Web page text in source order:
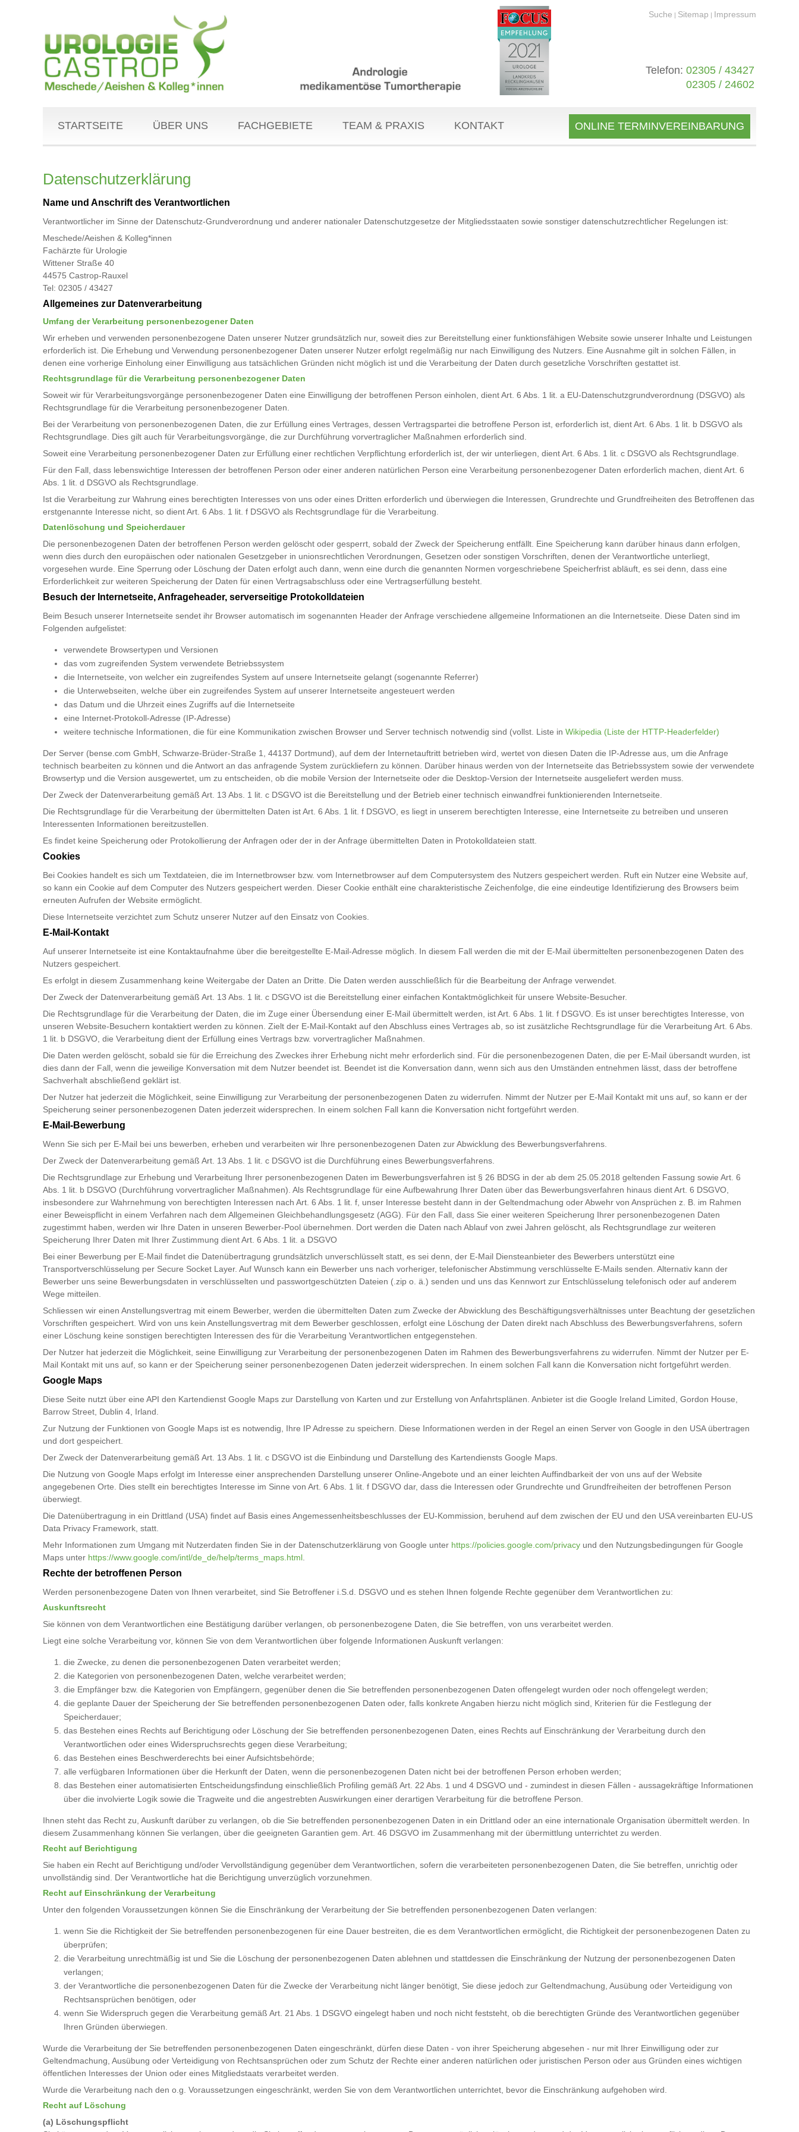
Suche | Sitemap | Impressum
Telefon: 02305 / 43427
02305 / 24602
STARTSEITE ÜBER UNS FACHGEBIETE TEAM & PRAXIS KONTAKT ONLINE TERMINVEREINBARUNG
Datenschutzerklärung
Name und Anschrift des Verantwortlichen
Verantwortlicher im Sinne der Datenschutz-Grundverordnung und anderer nationaler Datenschutzgesetze der Mitgliedsstaaten sowie sonstiger datenschutzrechtlicher Regelungen ist:
Meschede/Aeishen & Kolleg*innen
Fachärzte für Urologie
Wittener Straße 40
44575 Castrop-Rauxel
Tel: 02305 / 43427
Allgemeines zur Datenverarbeitung
Umfang der Verarbeitung personenbezogener Daten
Wir erheben und verwenden personenbezogene Daten unserer Nutzer grundsätzlich nur, soweit dies zur Bereitstellung einer funktionsfähigen Website sowie unserer Inhalte und Leistungen
erforderlich ist. Die Erhebung und Verwendung personenbezogener Daten unserer Nutzer erfolgt regelmäßig nur nach Einwilligung des Nutzers. Eine Ausnahme gilt in solchen Fällen, in
denen eine vorherige Einholung einer Einwilligung aus tatsächlichen Gründen nicht möglich ist und die Verarbeitung der Daten durch gesetzliche Vorschriften gestattet ist.
Rechtsgrundlage für die Verarbeitung personenbezogener Daten
Soweit wir für Verarbeitungsvorgänge personenbezogener Daten eine Einwilligung der betroffenen Person einholen, dient Art. 6 Abs. 1 lit. a EU-Datenschutzgrundverordnung (DSGVO) als
Rechtsgrundlage für die Verarbeitung personenbezogener Daten.
Bei der Verarbeitung von personenbezogenen Daten, die zur Erfüllung eines Vertrages, dessen Vertragspartei die betroffene Person ist, erforderlich ist, dient Art. 6 Abs. 1 lit. b DSGVO als
Rechtsgrundlage. Dies gilt auch für Verarbeitungsvorgänge, die zur Durchführung vorvertraglicher Maßnahmen erforderlich sind.
Soweit eine Verarbeitung personenbezogener Daten zur Erfüllung einer rechtlichen Verpflichtung erforderlich ist, der wir unterliegen, dient Art. 6 Abs. 1 lit. c DSGVO als Rechtsgrundlage.
Für den Fall, dass lebenswichtige Interessen der betroffenen Person oder einer anderen natürlichen Person eine Verarbeitung personenbezogener Daten erforderlich machen, dient Art. 6
Abs. 1 lit. d DSGVO als Rechtsgrundlage.
Ist die Verarbeitung zur Wahrung eines berechtigten Interesses von uns oder eines Dritten erforderlich und überwiegen die Interessen, Grundrechte und Grundfreiheiten des Betroffenen das
erstgenannte Interesse nicht, so dient Art. 6 Abs. 1 lit. f DSGVO als Rechtsgrundlage für die Verarbeitung.
Datenlöschung und Speicherdauer
Die personenbezogenen Daten der betroffenen Person werden gelöscht oder gesperrt, sobald der Zweck der Speicherung entfällt. Eine Speicherung kann darüber hinaus dann erfolgen,
wenn dies durch den europäischen oder nationalen Gesetzgeber in unionsrechtlichen Verordnungen, Gesetzen oder sonstigen Vorschriften, denen der Verantwortliche unterliegt,
vorgesehen wurde. Eine Sperrung oder Löschung der Daten erfolgt auch dann, wenn eine durch die genannten Normen vorgeschriebene Speicherfrist abläuft, es sei denn, dass eine
Erforderlichkeit zur weiteren Speicherung der Daten für einen Vertragsabschluss oder eine Vertragserfüllung besteht.
Besuch der Internetseite, Anfrageheader, serverseitige Protokolldateien
Beim Besuch unserer Internetseite sendet ihr Browser automatisch im sogenannten Header der Anfrage verschiedene allgemeine Informationen an die Internetseite. Diese Daten sind im
Folgenden aufgelistet:
verwendete Browsertypen und Versionen
das vom zugreifenden System verwendete Betriebssystem
die Internetseite, von welcher ein zugreifendes System auf unsere Internetseite gelangt (sogenannte Referrer)
die Unterwebseiten, welche über ein zugreifendes System auf unserer Internetseite angesteuert werden
das Datum und die Uhrzeit eines Zugriffs auf die Internetseite
eine Internet-Protokoll-Adresse (IP-Adresse)
weitere technische Informationen, die für eine Kommunikation zwischen Browser und Server technisch notwendig sind (vollst. Liste in Wikipedia (Liste der HTTP-Headerfelder)
Der Server (bense.com GmbH, Schwarze-Brüder-Straße 1, 44137 Dortmund), auf dem der Internetauftritt betrieben wird, wertet von diesen Daten die IP-Adresse aus, um die Anfrage
technisch bearbeiten zu können und die Antwort an das anfragende System zurückliefern zu können. Darüber hinaus werden von der Internetseite das Betriebssystem sowie der verwendete
Browsertyp und die Version ausgewertet, um zu entscheiden, ob die mobile Version der Internetseite oder die Desktop-Version der Internetseite ausgeliefert werden muss.
Der Zweck der Datenverarbeitung gemäß Art. 13 Abs. 1 lit. c DSGVO ist die Bereitstellung und der Betrieb einer technisch einwandfrei funktionierenden Internetseite.
Die Rechtsgrundlage für die Verarbeitung der übermittelten Daten ist Art. 6 Abs. 1 lit. f DSGVO, es liegt in unserem berechtigten Interesse, eine Internetseite zu betreiben und unseren
Interessenten Informationen bereitzustellen.
Es findet keine Speicherung oder Protokollierung der Anfragen oder der in der Anfrage übermittelten Daten in Protokolldateien statt.
Cookies
Bei Cookies handelt es sich um Textdateien, die im Internetbrowser bzw. vom Internetbrowser auf dem Computersystem des Nutzers gespeichert werden. Ruft ein Nutzer eine Website auf,
so kann ein Cookie auf dem Computer des Nutzers gespeichert werden. Dieser Cookie enthält eine charakteristische Zeichenfolge, die eine eindeutige Identifizierung des Browsers beim
erneuten Aufrufen der Website ermöglicht.
Diese Internetseite verzichtet zum Schutz unserer Nutzer auf den Einsatz von Cookies.
E-Mail-Kontakt
Auf unserer Internetseite ist eine Kontaktaufnahme über die bereitgestellte E-Mail-Adresse möglich. In diesem Fall werden die mit der E-Mail übermittelten personenbezogenen Daten des
Nutzers gespeichert.
Es erfolgt in diesem Zusammenhang keine Weitergabe der Daten an Dritte. Die Daten werden ausschließlich für die Bearbeitung der Anfrage verwendet.
Der Zweck der Datenverarbeitung gemäß Art. 13 Abs. 1 lit. c DSGVO ist die Bereitstellung einer einfachen Kontaktmöglichkeit für unsere Website-Besucher.
Die Rechtsgrundlage für die Verarbeitung der Daten, die im Zuge einer Übersendung einer E-Mail übermittelt werden, ist Art. 6 Abs. 1 lit. f DSGVO. Es ist unser berechtigtes Interesse, von
unseren Website-Besuchern kontaktiert werden zu können. Zielt der E-Mail-Kontakt auf den Abschluss eines Vertrages ab, so ist zusätzliche Rechtsgrundlage für die Verarbeitung Art. 6 Abs.
1 lit. b DSGVO, die Verarbeitung dient der Erfüllung eines Vertrags bzw. vorvertraglicher Maßnahmen.
Die Daten werden gelöscht, sobald sie für die Erreichung des Zweckes ihrer Erhebung nicht mehr erforderlich sind. Für die personenbezogenen Daten, die per E-Mail übersandt wurden, ist
dies dann der Fall, wenn die jeweilige Konversation mit dem Nutzer beendet ist. Beendet ist die Konversation dann, wenn sich aus den Umständen entnehmen lässt, dass der betroffene
Sachverhalt abschließend geklärt ist.
Der Nutzer hat jederzeit die Möglichkeit, seine Einwilligung zur Verarbeitung der personenbezogenen Daten zu widerrufen. Nimmt der Nutzer per E-Mail Kontakt mit uns auf, so kann er der
Speicherung seiner personenbezogenen Daten jederzeit widersprechen. In einem solchen Fall kann die Konversation nicht fortgeführt werden.
E-Mail-Bewerbung
Wenn Sie sich per E-Mail bei uns bewerben, erheben und verarbeiten wir Ihre personenbezogenen Daten zur Abwicklung des Bewerbungsverfahrens.
Der Zweck der Datenverarbeitung gemäß Art. 13 Abs. 1 lit. c DSGVO ist die Durchführung eines Bewerbungsverfahrens.
Die Rechtsgrundlage zur Erhebung und Verarbeitung Ihrer personenbezogenen Daten im Bewerbungsverfahren ist § 26 BDSG in der ab dem 25.05.2018 geltenden Fassung sowie Art. 6
Abs. 1 lit. b DSGVO (Durchführung vorvertraglicher Maßnahmen). Als Rechtsgrundlage für eine Aufbewahrung Ihrer Daten über das Bewerbungsverfahren hinaus dient Art. 6 DSGVO,
insbesondere zur Wahrnehmung von berechtigten Interessen nach Art. 6 Abs. 1 lit. f, unser Interesse besteht dann in der Geltendmachung oder Abwehr von Ansprüchen z. B. im Rahmen
einer Beweispflicht in einem Verfahren nach dem Allgemeinen Gleichbehandlungsgesetz (AGG). Für den Fall, dass Sie einer weiteren Speicherung Ihrer personenbezogenen Daten
zugestimmt haben, werden wir Ihre Daten in unseren Bewerber-Pool übernehmen. Dort werden die Daten nach Ablauf von zwei Jahren gelöscht, als Rechtsgrundlage zur weiteren
Speicherung Ihrer Daten mit Ihrer Zustimmung dient Art. 6 Abs. 1 lit. a DSGVO
Bei einer Bewerbung per E-Mail findet die Datenübertragung grundsätzlich unverschlüsselt statt, es sei denn, der E-Mail Diensteanbieter des Bewerbers unterstützt eine
Transportverschlüsselung per Secure Socket Layer. Auf Wunsch kann ein Bewerber uns nach vorheriger, telefonischer Abstimmung verschlüsselte E-Mails senden. Alternativ kann der
Bewerber uns seine Bewerbungsdaten in verschlüsselten und passwortgeschützten Dateien (.zip o. ä.) senden und uns das Kennwort zur Entschlüsselung telefonisch oder auf anderem
Wege mitteilen.
Schliessen wir einen Anstellungsvertrag mit einem Bewerber, werden die übermittelten Daten zum Zwecke der Abwicklung des Beschäftigungsverhältnisses unter Beachtung der gesetzlichen
Vorschriften gespeichert. Wird von uns kein Anstellungsvertrag mit dem Bewerber geschlossen, erfolgt eine Löschung der Daten direkt nach Abschluss des Bewerbungsverfahrens, sofern
einer Löschung keine sonstigen berechtigten Interessen des für die Verarbeitung Verantwortlichen entgegenstehen.
Der Nutzer hat jederzeit die Möglichkeit, seine Einwilligung zur Verarbeitung der personenbezogenen Daten im Rahmen des Bewerbungsverfahrens zu widerrufen. Nimmt der Nutzer per E-
Mail Kontakt mit uns auf, so kann er der Speicherung seiner personenbezogenen Daten jederzeit widersprechen. In einem solchen Fall kann die Konversation nicht fortgeführt werden.
Google Maps
Diese Seite nutzt über eine API den Kartendienst Google Maps zur Darstellung von Karten und zur Erstellung von Anfahrtsplänen. Anbieter ist die Google Ireland Limited, Gordon House,
Barrow Street, Dublin 4, Irland.
Zur Nutzung der Funktionen von Google Maps ist es notwendig, Ihre IP Adresse zu speichern. Diese Informationen werden in der Regel an einen Server von Google in den USA übertragen
und dort gespeichert.
Der Zweck der Datenverarbeitung gemäß Art. 13 Abs. 1 lit. c DSGVO ist die Einbindung und Darstellung des Kartendiensts Google Maps.
Die Nutzung von Google Maps erfolgt im Interesse einer ansprechenden Darstellung unserer Online-Angebote und an einer leichten Auffindbarkeit der von uns auf der Website
angegebenen Orte. Dies stellt ein berechtigtes Interesse im Sinne von Art. 6 Abs. 1 lit. f DSGVO dar, dass die Interessen oder Grundrechte und Grundfreiheiten der betroffenen Person
überwiegt.
Die Datenübertragung in ein Drittland (USA) findet auf Basis eines Angemessenheitsbeschlusses der EU-Kommission, beruhend auf dem zwischen der EU und den USA vereinbarten EU-US
Data Privacy Framework, statt.
Mehr Informationen zum Umgang mit Nutzerdaten finden Sie in der Datenschutzerklärung von Google unter https://policies.google.com/privacy und den Nutzungsbedingungen für Google
Maps unter https://www.google.com/intl/de_de/help/terms_maps.html
Rechte der betroffenen Person
Werden personenbezogene Daten von Ihnen verarbeitet, sind Sie Betroffener i.S.d. DSGVO und es stehen Ihnen folgende Rechte gegenüber dem Verantwortlichen zu:
Auskunftsrecht
Sie können von dem Verantwortlichen eine Bestätigung darüber verlangen, ob personenbezogene Daten, die Sie betreffen, von uns verarbeitet werden.
Liegt eine solche Verarbeitung vor, können Sie von dem Verantwortlichen über folgende Informationen Auskunft verlangen:
die Zwecke, zu denen die personenbezogenen Daten verarbeitet werden;
die Kategorien von personenbezogenen Daten, welche verarbeitet werden;
die Empfänger bzw. die Kategorien von Empfängern, gegenüber denen die Sie betreffenden personenbezogenen Daten offengelegt wurden oder noch offengelegt werden;
die geplante Dauer der Speicherung der Sie betreffenden personenbezogenen Daten oder, falls konkrete Angaben hierzu nicht möglich sind, Kriterien für die Festlegung der
Speicherdauer;
das Bestehen eines Rechts auf Berichtigung oder Löschung der Sie betreffenden personenbezogenen Daten, eines Rechts auf Einschränkung der Verarbeitung durch den
Verantwortlichen oder eines Widerspruchsrechts gegen diese Verarbeitung;
das Bestehen eines Beschwerderechts bei einer Aufsichtsbehörde;
alle verfügbaren Informationen über die Herkunft der Daten, wenn die personenbezogenen Daten nicht bei der betroffenen Person erhoben werden;
das Bestehen einer automatisierten Entscheidungsfindung einschließlich Profiling gemäß Art. 22 Abs. 1 und 4 DSGVO und - zumindest in diesen Fällen - aussagekräftige Informationen
über die involvierte Logik sowie die Tragweite und die angestrebten Auswirkungen einer derartigen Verarbeitung für die betroffene Person.
Ihnen steht das Recht zu, Auskunft darüber zu verlangen, ob die Sie betreffenden personenbezogenen Daten in ein Drittland oder an eine internationale Organisation übermittelt werden. In
diesem Zusammenhang können Sie verlangen, über die geeigneten Garantien gem. Art. 46 DSGVO im Zusammenhang mit der übermittlung unterrichtet zu werden.
Recht auf Berichtigung
Sie haben ein Recht auf Berichtigung und/oder Vervollständigung gegenüber dem Verantwortlichen, sofern die verarbeiteten personenbezogenen Daten, die Sie betreffen, unrichtig oder
unvollständig sind. Der Verantwortliche hat die Berichtigung unverzüglich vorzunehmen.
Recht auf Einschränkung der Verarbeitung
Unter den folgenden Voraussetzungen können Sie die Einschränkung der Verarbeitung der Sie betreffenden personenbezogenen Daten verlangen:
wenn Sie die Richtigkeit der Sie betreffenden personenbezogenen für eine Dauer bestreiten, die es dem Verantwortlichen ermöglicht, die Richtigkeit der personenbezogenen Daten zu
überprüfen;
die Verarbeitung unrechtmäßig ist und Sie die Löschung der personenbezogenen Daten ablehnen und stattdessen die Einschränkung der Nutzung der personenbezogenen Daten
verlangen;
der Verantwortliche die personenbezogenen Daten für die Zwecke der Verarbeitung nicht länger benötigt, Sie diese jedoch zur Geltendmachung, Ausübung oder Verteidigung von
Rechtsansprüchen benötigen, oder
wenn Sie Widerspruch gegen die Verarbeitung gemäß Art. 21 Abs. 1 DSGVO eingelegt haben und noch nicht feststeht, ob die berechtigten Gründe des Verantwortlichen gegenüber
Ihren Gründen überwiegen.
Wurde die Verarbeitung der Sie betreffenden personenbezogenen Daten eingeschränkt, dürfen diese Daten - von ihrer Speicherung abgesehen - nur mit Ihrer Einwilligung oder zur
Geltendmachung, Ausübung oder Verteidigung von Rechtsansprüchen oder zum Schutz der Rechte einer anderen natürlichen oder juristischen Person oder aus Gründen eines wichtigen
öffentlichen Interesses der Union oder eines Mitgliedstaats verarbeitet werden.
Wurde die Verarbeitung nach den o.g. Voraussetzungen eingeschränkt, werden Sie von dem Verantwortlichen unterrichtet, bevor die Einschränkung aufgehoben wird.
Recht auf Löschung
(a) Löschungspflicht